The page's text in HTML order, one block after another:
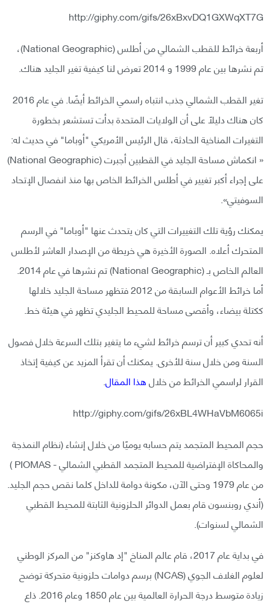
http://giphy.com/gifs/26xBxvDQ1GXWqXT7G
أربعة خرائط للقطب الشمالي من أطلس (National Geographic)،
تم نشرها بين عام 1999 و 2014 تعرض لنا كيفية تغير الجليد هناك.
تغير القطب الشمالي جذب انتباه راسمي الخرائط أيضًا. في عام 2016
كان هناك دليلًا على أن الولايات المتحدة بدأت تستشعر بخطورة
التغيرات المناخية الحادثة، قال الرئيس الأمريكي "أوباما" في حديث له:
« انكماش مساحة الجليد في القطبين أجبرت (National Geographic)
على إجراء أكبر تغيير في أطلس الخرائط الخاص بها منذ انفصال الإتحاد
السوفيتي».
يمكنك رؤية تلك التغييرات التي كان يتحدث عنها "أوباما" في الرسم
المتحرك أعلاه. الصورة الأخيرة هي خريطة من الإصدار العاشر لأطلس
العالم الخاص بـ (National Geographic) تم نشرها في عام 2014.
أما خرائط الأعوام السابقة من 2012 فتظهر مساحة الجليد خلالها
ككتلة بيضاء، وأقصى مساحة للمحيط الجليدي تظهر في هيئة خط.
أنه تحدي كبير أن ترسم خرائط لشيء ما يتغير بتلك السرعة خلال فصول
السنة ومن خلال سنة للأخرى. يمكنك أن تقرأ المزيد عن كيفية إتخاذ
القرار لراسمي الخرائط من خلالهذا المقال.
http://giphy.com/gifs/26xBL4WHaVbM6065i
حجم المحيط المتجمد يتم حسابه يوميًا من خلال إنشاء (نظام النمذجة
والمحاكاة الإفتراضية للمحيط المتجمد القطبي الشمالي - PIOMAS )
من عام 1979 وحتى الآن، مكونة دوامة للداخل كلما نقص حجم الجليد.
(أندي روبنسون قام بعمل الدوائر الحلزونية الثابتة للمحيط القطبي
الشمالي لسنوات).
في بداية عام 2017، قام عالم المناخ "إد هاوكنز" من المركز الوطني
لعلوم الغلاف الجوي (NCAS) برسم دوامات حلزونية متحركة توضح
زيادة متوسط درجة الحرارة العالمية بين عام 1850 وعام 2016. ذاع